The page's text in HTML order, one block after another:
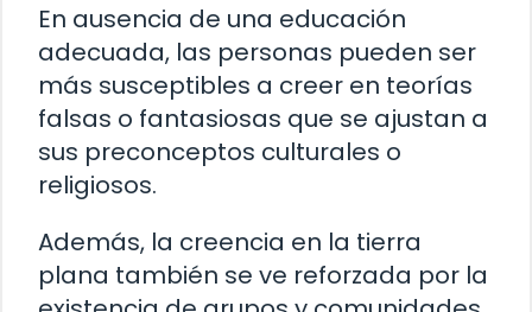
En ausencia de una educación
adecuada, las personas pueden ser
más susceptibles a creer en teorías
falsas o fantasiosas que se ajustan a
sus preconceptos culturales o
religiosos.
Además, la creencia en la tierra
plana también se ve reforzada por la